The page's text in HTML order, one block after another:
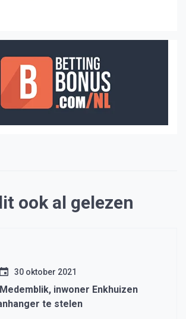
ook al gelezen
30 oktober 2021
inwoner Enkhuizen
te stelen